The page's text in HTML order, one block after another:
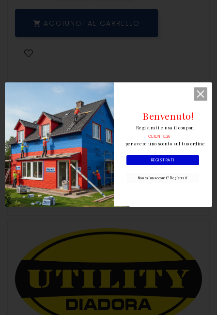
 AGGIUNGI AL CARRELLO
Scrivi la tua recensione
Dettagli del prodotto
REGISTRATI
Non hai un account? Registrati
Registrati e usa il coupon
per avere uno sconto sul tuo ordine
CLIENTE26
Benvenuto!